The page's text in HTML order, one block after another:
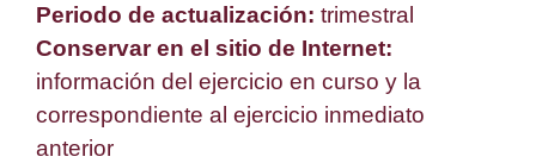
Periodo de actualización: trimestral
Conservar en el sitio de Internet:
información del ejercicio en curso y la
correspondiente al ejercicio inmediato
anterior